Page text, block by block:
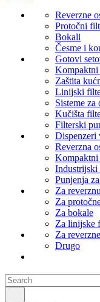
Reverzne
Protočni
Bokali
Česme i
Gotovi
Kompaktni
Zaštita
Linijski
Sisteme
Kučišta
Filterski
Dispenzeri
Reverzna
Kompaktni
Industrijski
Punjenja
Za
Za
Za bokale
Za linijske
Za
Drugo